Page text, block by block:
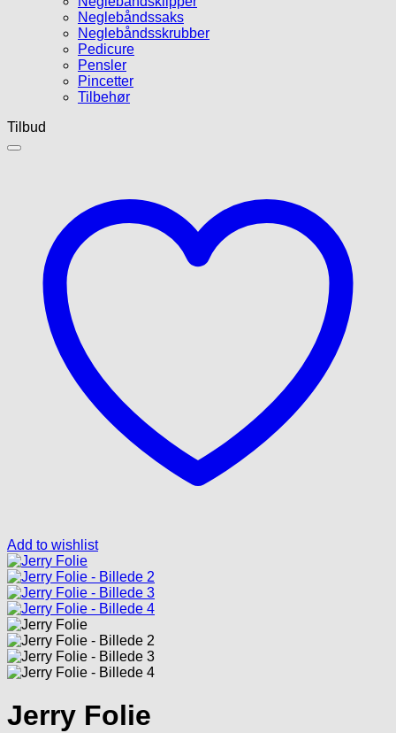
Neglebåndssaks
Neglebåndsskrubber
Pedicure
Pensler
Pincetter
Tilbehør
Tilbud
Add to wishlist
Jerry Folie